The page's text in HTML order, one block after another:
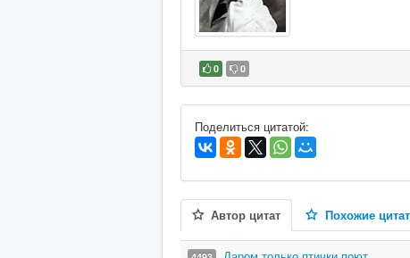
0 0
В избранное
Поделиться цитатой:
Автор цитат Похожие